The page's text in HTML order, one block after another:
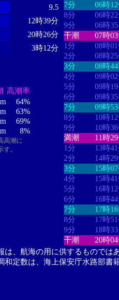
9.5
12時39分
20時26分
3時12分
高潮率
64%
63%
69%
8%
高潮に
。
7分
06時
8分
06時
9分
06時
干潮
07時
1分
08時
2分
08時
3分
08時
4分
09時
5分
09時
6分
09時
7分
09時
8分
10時
9分
10時
満潮
11時
1分
13時
2分
14時
3分
15時
4分
15時
5分
16時
6分
16時
7分
17時
8分
17時
9分
18時
干潮
20時
は、航海の用に供するものでは
和定数は、海上保安庁水路部書